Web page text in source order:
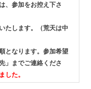
、参加をお控え下さ
たします。（荒天は中
となります。参加希望
」までご連絡くださ
た。